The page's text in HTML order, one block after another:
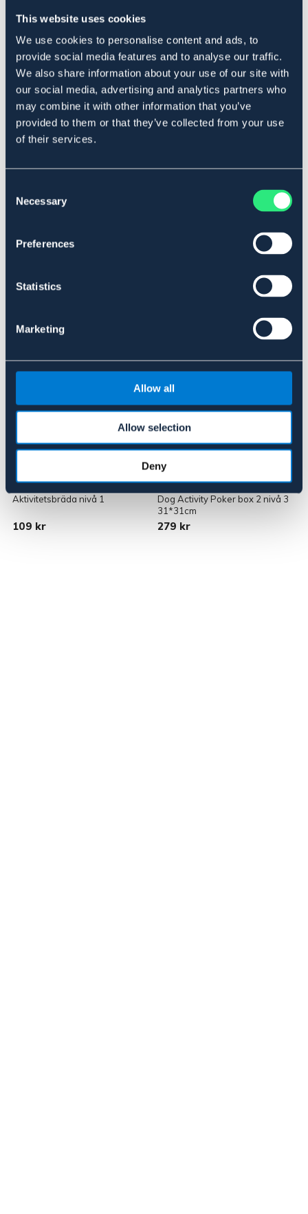
This website uses cookies
We use cookies to personalise content and ads, to
provide social media features and to analyse our traffic.
We also share information about your use of our site with
our social media, advertising and analytics partners who
may combine it with other information that you’ve
provided to them or that they’ve collected from your use
of their services.
Selection
Necessary
Preferences
Statistics
Marketing
Allow all
Allow selection
Deny
En liten och portabel träningsapparat som används för
utför önskat beteende, trycker man på klickern, vilket
skapar ett karakteristiskt ljud som signalerar att hunden
har gjort rätt. Klickern är också lätt att bära med sig och
passar perfekt för hundträning både inomhus och
utomhus.
Säljes i sorterade färger.
Art.nr. 540232
Recensioner
Om varumärket
Aktivitetsbräda nivå 1
109 kr
Dog Activity Poker box 2 nivå 3
31*31cm
279 kr